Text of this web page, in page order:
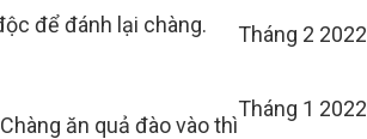
để đánh lại chàng.
ăn quả đào vào thì
Tháng 2 2022
Tháng 1 2022